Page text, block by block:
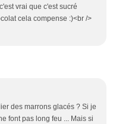
vrai que c'est sucré
cela compense :)<br />
des marrons glacés ? Si je
font pas long feu ... Mais si